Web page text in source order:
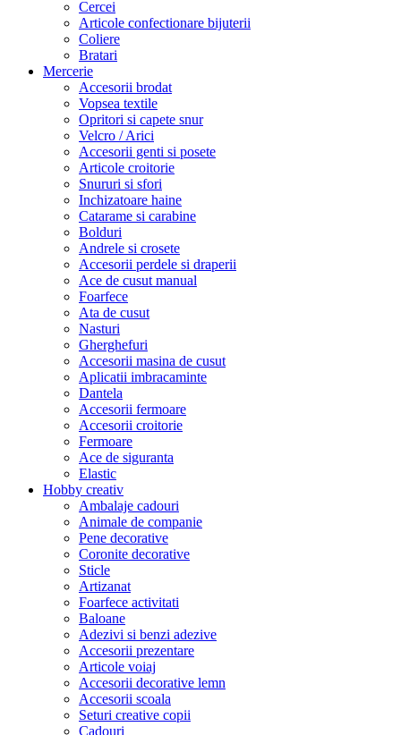
Cercei
Articole confectionare bijuterii
Coliere
Bratari
Mercerie
Accesorii brodat
Vopsea textile
Opritori si capete snur
Velcro / Arici
Accesorii genti si posete
Articole croitorie
Snururi si sfori
Inchizatoare haine
Catarame si carabine
Bolduri
Andrele si crosete
Accesorii perdele si draperii
Ace de cusut manual
Foarfece
Ata de cusut
Nasturi
Gherghefuri
Accesorii masina de cusut
Aplicatii imbracaminte
Dantela
Accesorii fermoare
Accesorii croitorie
Fermoare
Ace de siguranta
Elastic
Hobby creativ
Ambalaje cadouri
Animale de companie
Pene decorative
Coronite decorative
Sticle
Artizanat
Foarfece activitati
Baloane
Adezivi si benzi adezive
Accesorii prezentare
Articole voiaj
Accesorii decorative lemn
Accesorii scoala
Seturi creative copii
Cadouri